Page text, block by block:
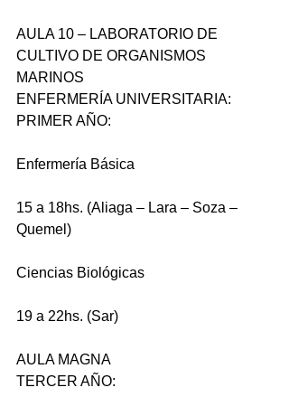
AULA 10 – LABORATORIO DE
CULTIVO DE ORGANISMOS
MARINOS
ENFERMERÍA UNIVERSITARIA:
PRIMER AÑO:
Enfermería Básica
15 a 18hs. (Aliaga – Lara – Soza –
Quemel)
Ciencias Biológicas
19 a 22hs. (Sar)
AULA MAGNA
TERCER AÑO: